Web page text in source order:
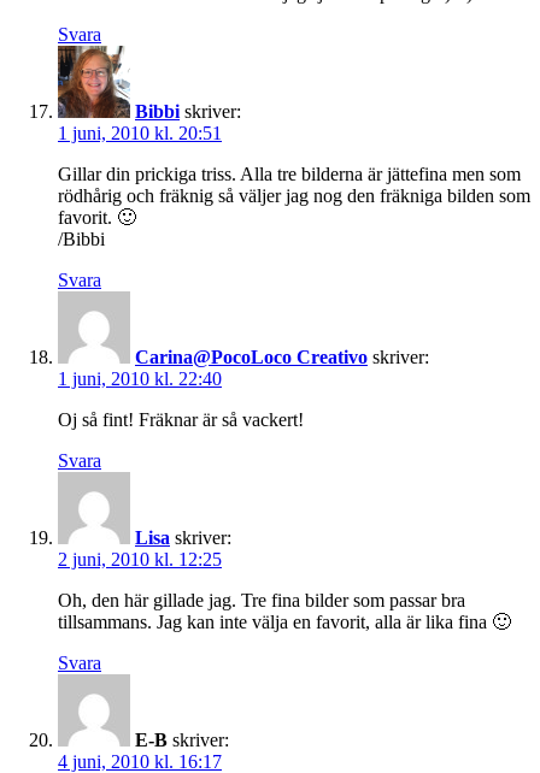
Svara
Bibbi skriver:
1 juni, 2010 kl. 20:51
Gillar din prickiga triss. Alla tre bilderna är jättefina men som
rödhårig och fräknig så väljer jag nog den fräkniga bilden som
favorit. 🙂
/Bibbi
Svara
Carina@PocoLoco Creativo skriver:
1 juni, 2010 kl. 22:40
Oj så fint! Fräknar är så vackert!
Svara
Lisa skriver:
2 juni, 2010 kl. 12:25
Oh, den här gillade jag. Tre fina bilder som passar bra
tillsammans. Jag kan inte välja en favorit, alla är lika fina 🙂
Svara
E-B skriver:
4 juni, 2010 kl. 16:17